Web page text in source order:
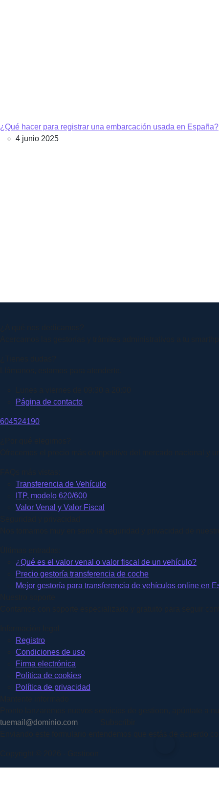
¿Qué hacer para registrar una embarcación usada en España?
4 junio 2025
Página de contacto
604524190
Transferencia de Vehículo
ITP, modelo 620/600
Valor Venal y Valor Fiscal
¿Qué es el valor venal o valor fiscal de un vehículo?
Precio gestoría transferencia de coche
Mejor gestoría para transferencia de vehículos online en
Registro
Condiciones de uso
Firma electrónica
Política de cookies
Política de privacidad